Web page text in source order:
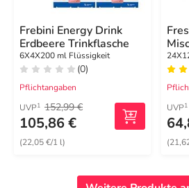
Frebini Energy Drink
Erdbeere Trinkflasche
6X4X200 ml Flüssigkeit
(0)
Pflichtangaben
UVP1 152,99 €
105,86 €
(22,05 €/1 l)
UVP1